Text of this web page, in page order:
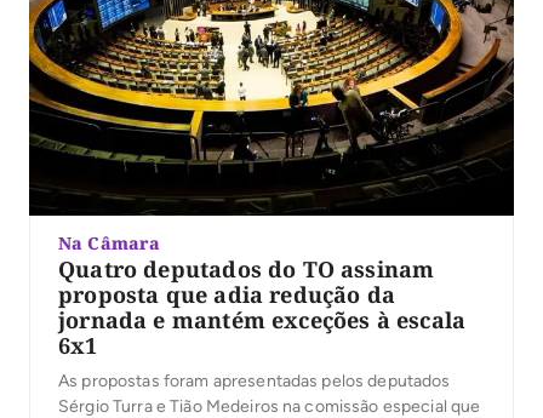
Na Câmara
Quatro deputados do TO assinam
proposta que adia redução da
jornada e mantém exceções à escala
6x1
As propostas foram apresentadas pelos deputados
Sérgio Turra e Tião Medeiros na comissão especial que